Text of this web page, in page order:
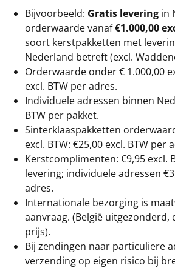
Bijvoorbeeld: Gratis levering in
orderwaarde vanaf€1.000,00
soort kerstpakketten met
Nederland betreft (excl.
Orderwaarde onder € 1.000,00
excl. BTW per adres.
Individuele adressen binnen
BTW per pakket.
Sinterklaaspakketten
excl. BTW: €25,00 excl. BTW per
Kerstcomplimenten: €9,95 excl.
levering; individuele adressen
adres.
Internationale bezorging is
aanvraag. (België uitgezonderd,
prijs).
Bij zendingen naar particuliere
verzending op eigen risico bij